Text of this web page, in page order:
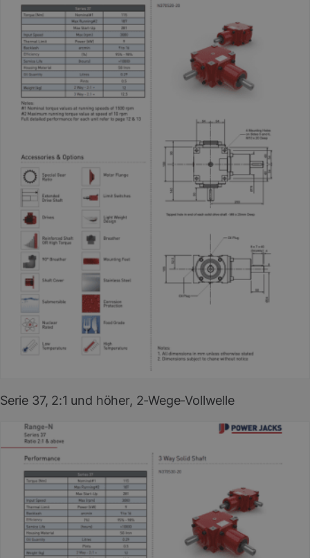
PDF herunterladen
Serie 37, 2:1 und höher, 2-Wege-Vollwelle